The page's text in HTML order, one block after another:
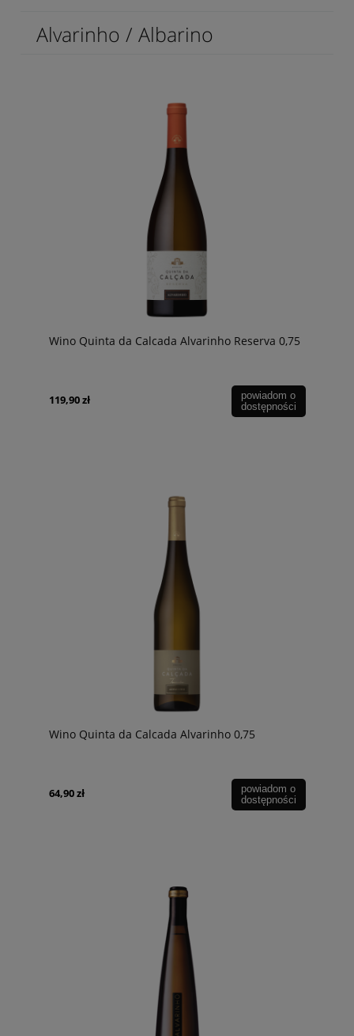
Alvarinho / Albarino
Wino Quinta da Calcada Alvarinho Reserva 0,75
119,90 zł
powiadom o
dostępności
Wino Quinta da Calcada Alvarinho 0,75
64,90 zł
powiadom o
dostępności